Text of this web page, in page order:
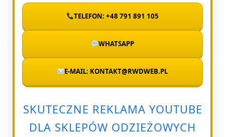
TELEFON: +48 791 891 105
WHATSAPP
E-MAIL: KONTAKT@RWDWEB.PL
SKUTECZNE REKLAMA YOUTUBE
DLA SKLEPÓW ODZIEŻOWYCH